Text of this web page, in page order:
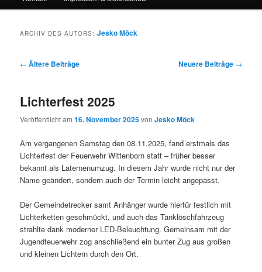
ARCHIV DES AUTORS:Jesko Möck
Beitrags-
← Ältere Beiträge Neuere Beiträge →
Lichterfest 2025
Veröffentlicht am16. November 2025vonJesko Möck
Am vergangenen Samstag den 08.11.2025, fand erstmals das
Lichterfest der Feuerwehr Wittenborn statt – früher besser
bekannt als Laternenumzug. In diesem Jahr wurde nicht nur der
Name geändert, sondern auch der Termin leicht angepasst.
Der Gemeindetrecker samt Anhänger wurde hierfür festlich mit
Lichterketten geschmückt, und auch das Tanklöschfahrzeug
strahlte dank moderner LED-Beleuchtung. Gemeinsam mit der
Jugendfeuerwehr zog anschließend ein bunter Zug aus großen
und kleinen Lichtern durch den Ort.